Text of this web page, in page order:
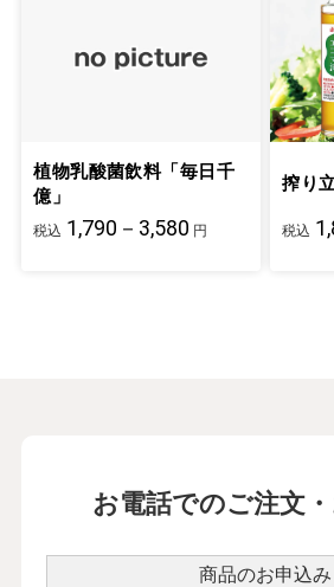
植物乳酸菌飲料「毎日千
億」
税込 1,790－3,580 円
搾り
税込
お電話でのご注文
商品のお申込み